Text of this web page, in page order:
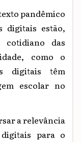
pandêmico
digitais estão,
cotidiano das
, como
o
digitais têm
escolar no
a relevância
para o